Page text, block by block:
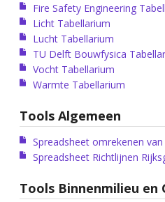
Fire Safety Engineering
Licht Tabellarium
Lucht Tabellarium
TU Delft Bouwfysica
Vocht Tabellarium
Warmte Tabellarium
Tools Algemeen
Spreadsheet omrekenen
Spreadsheet Richtlijnen
Tools Binnenmilieu en